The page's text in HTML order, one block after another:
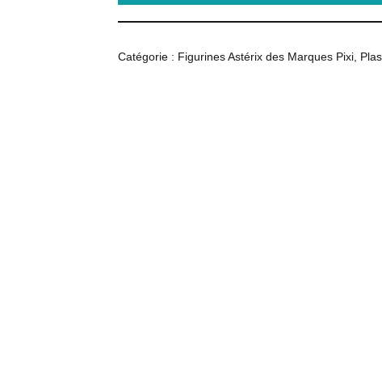
Catégorie : Figurines Astérix des Marques Pixi,